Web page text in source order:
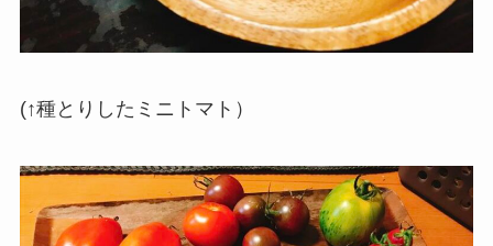
(↑種とりしたミニトマト）